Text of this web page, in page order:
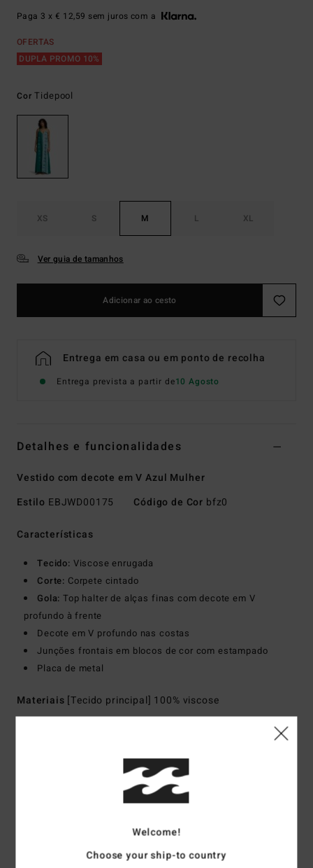
Paga 3 x € 12,59 sem juros com a
OFERTAS
DUPLA PROMO 10%
CorTidepool
XS S M L XL
Ver guia de tamanhos
Adicionar ao cesto
Entrega em casa ou em ponto de recolha
Entrega prevista a partir de10 Agosto
Detalhes e funcionalidades
Vestido com decote em V Azul Mulher
Estilo EBJWD00175 Código de Cor bfz0
Características
Tecido: Viscose enrugada
Corte: Corpete cintado
Gola: Top halter de alças finas com decote em V
profundo à frente
Decote em V profundo nas costas
Junções frontais em blocos de cor com estampado
Placa de metal
Materiais [Tecido principal] 100% viscose
Envio& Devoluciones
Pontuação média
Welcome!
Choose your ship-to country